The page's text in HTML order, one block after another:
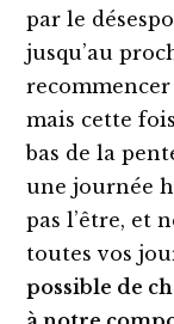
par le
jusqu’au
mais cette
bas de la
une journée
pas l’être, et
toutes vos
possible de